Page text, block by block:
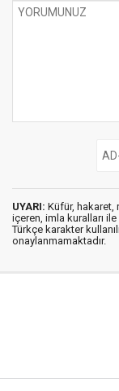
UYARI: Küfür, hakaret,
içeren, imla kuralları ile
Türkçe karakter
onaylanmamaktadır.